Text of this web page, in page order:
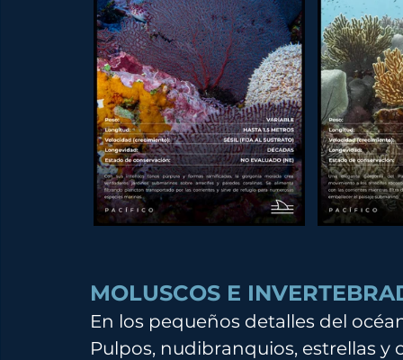
MOLUSCOS E
En los pequeños detalles del
Pulpos, nudibranquios, estrellas